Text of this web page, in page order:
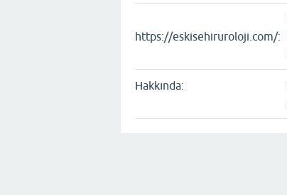
https://eskisehiruroloji.com/:
Hakkında: